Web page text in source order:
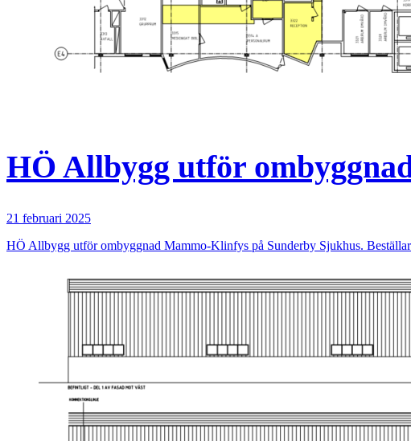
HÖ Allbygg utför
21 februari 2025
HÖ Allbygg utför ombyggnad Mammo-Klinfys på Sunderby Sjukhus.